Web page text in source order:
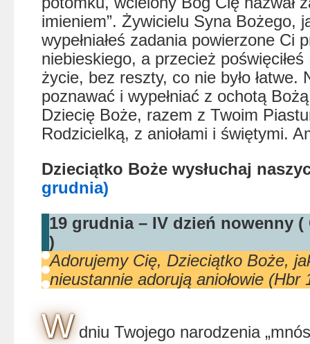
imieniem”. Żywicielu Syna Bożego,
wypełniałeś zadania powierzone Ci
niebieskiego, a przecież poświęciłeś
życie, bez reszty, co nie było łatwe.
poznawać i wypełniać z ochotą
Dziecię Boże, razem z Twoim
Rodzicielką, z aniołami i świętymi.
Dzieciątko Boże wysłuchaj
grudnia)
19 grudnia – IV dzień nowenny (
)
Adorujemy Cię, Dzieciątko Boże,
nieustannie adorują aniołowie (Hbr
W dniu Twojego narodzenia